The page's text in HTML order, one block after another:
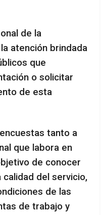
de la
atención brindada
que
o solicitar
de esta
tanto a
que labora en
de conocer
del servicio,
de las
de trabajo y